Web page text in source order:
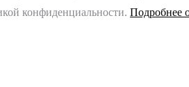
конфиденциальности. Подробнее